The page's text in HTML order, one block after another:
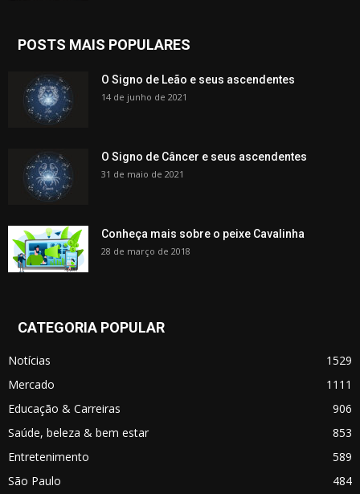
POSTS MAIS POPULARES
O Signo de Leão e seus ascendentes
14 de junho de 2021
O Signo de Câncer e seus ascendentes
31 de maio de 2021
Conheça mais sobre o peixe Cavalinha
28 de março de 2018
CATEGORIA POPULAR
Notícias
1529
Mercado
1111
Educação & Carreiras
906
Saúde, beleza & bem estar
853
Entretenimento
589
São Paulo
484